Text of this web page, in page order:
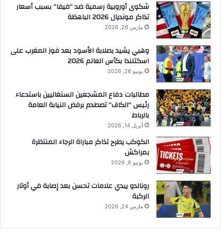
شكوى أوروبية رسمية ضد “فيفا” بسبب أسعار
تذاكر مونديال 2026 الباهظة
مارس 26, 2026
وهبي يشيد بصلابة الأسود بعد فوز المغرب على
اسكتلندا بكأس العالم 2026
يونيو 26, 2026
مطالبات دفاع المشجعين السنغاليين باستدعاء
رئيس “الكاف” تصطدم برفض النيابة العامة
بالرباط
أبريل 14, 2026
الكوكب يطرح تذاكر مباراة الرجاء المنتظرة
بمراكش
يونيو 6, 2026
رونالدو يبدي علامات تحسن بعد إصابة في أوتار
الركبة
مارس 24, 2026